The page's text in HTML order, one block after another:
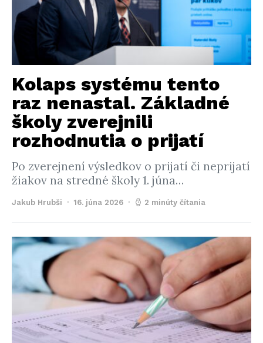
Kolaps systému tento
raz nenastal. Základné
školy zverejnili
rozhodnutia o prijatí
Po zverejnení výsledkov o prijatí či neprijatí
žiakov na stredné školy 1. júna…
Jakub Hrubši 16. júna 2026 2 minúty čítania